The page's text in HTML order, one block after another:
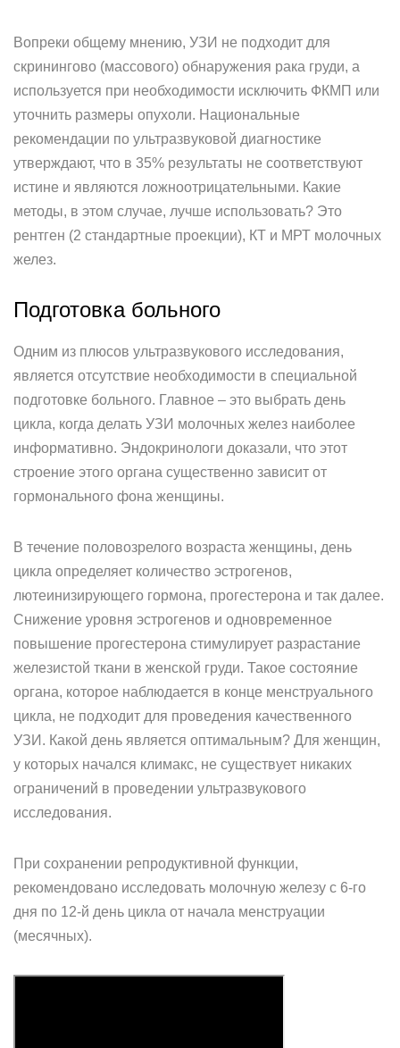
Вопреки общему мнению, УЗИ не подходит для
скринингово (массового) обнаружения рака груди, а
используется при необходимости исключить ФКМП или
уточнить размеры опухоли. Национальные
рекомендации по ультразвуковой диагностике
утверждают, что в 35% результаты не соответствуют
истине и являются ложноотрицательными. Какие
методы, в этом случае, лучше использовать? Это
рентген (2 стандартные проекции), КТ и МРТ молочных
желез.
Подготовка больного
Одним из плюсов ультразвукового исследования,
является отсутствие необходимости в специальной
подготовке больного. Главное – это выбрать день
цикла, когда делать УЗИ молочных желез наиболее
информативно. Эндокринологи доказали, что этот
строение этого органа существенно зависит от
гормонального фона женщины.
В течение половозрелого возраста женщины, день
цикла определяет количество эстрогенов,
лютеинизирующего гормона, прогестерона и так далее.
Снижение уровня эстрогенов и одновременное
повышение прогестерона стимулирует разрастание
железистой ткани в женской груди. Такое состояние
органа, которое наблюдается в конце менструального
цикла, не подходит для проведения качественного
УЗИ. Какой день является оптимальным? Для женщин,
у которых начался климакс, не существует никаких
ограничений в проведении ультразвукового
исследования.
При сохранении репродуктивной функции,
рекомендовано исследовать молочную железу с 6-го
дня по 12-й день цикла от начала менструации
(месячных).